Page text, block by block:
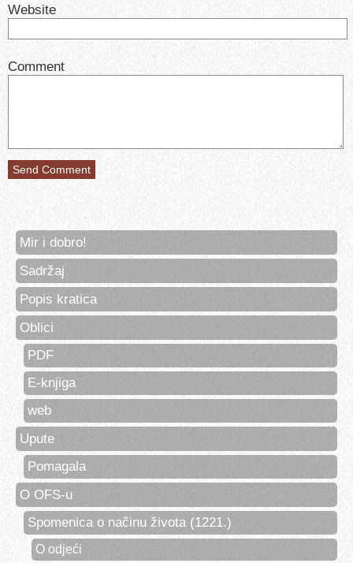
Website
Comment
Mir i dobro!
Sadržaj
Popis kratica
Oblici
PDF
E-knjiga
web
Upute
Pomagala
O OFS-u
Spomenica o načinu života (1221.)
O odjeći